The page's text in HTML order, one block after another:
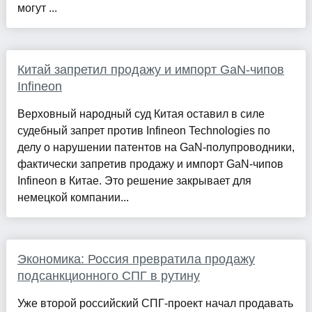
могут ...
Китай запретил продажу и импорт GaN-чипов
Infineon
Верховный народный суд Китая оставил в силе
судебный запрет против Infineon Technologies по
делу о нарушении патентов на GaN-полупроводники,
фактически запретив продажу и импорт GaN-чипов
Infineon в Китае. Это решение закрывает для
немецкой компании...
Экономика: Россия превратила продажу
подсанкционного СПГ в рутину
Уже второй российский СПГ-проект начал продавать